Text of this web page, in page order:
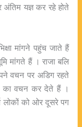
अंतिम यज्ञ कर रहे होते
मांगने पहुंच जाते हैं
मांगते हैं । राजा बलि
वचन पर अडिग रहते
का वचन कर देते हैं ।
लोकों को ओर दूसरे पग